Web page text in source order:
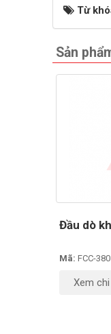
Từ
Sản
Đầu dò
Mã: FCC-380
Xem